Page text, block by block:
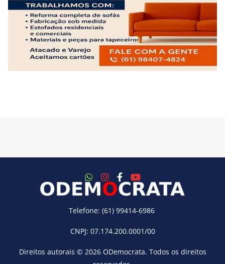
Telefone: (61) 99414-6986
CNPJ: 07.174.200.0001/00
Direitos autorais © 2026 ODemocrata. Todos os direitos